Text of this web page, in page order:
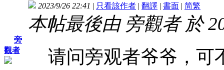
旁
觀者
2023/9/26 22:41 | 只看該作者 | 翻譯 | 書面 | 简繁
本帖最後由 旁觀者 於
请问旁观者爷爷，可